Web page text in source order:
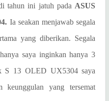
tahun ini jatuh pada ASUS
Ia seakan menjawab segala
yang diberikan. Segala
saya inginkan hanya 3
S 13 OLED UX5304 saya
keunggulan yang tersemat